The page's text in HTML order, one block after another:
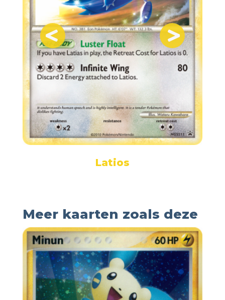
Latios
Meer kaarten zoals deze